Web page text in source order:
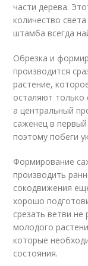
части дерева.
количество
штамба всегда
Обрезка и
производится
растение,
осталяют только
а центральный
саженец в
поэтому побеги
Формирование
производить
сокодвижения
хорошо
срезать ветви
молодого
которые
состояния.